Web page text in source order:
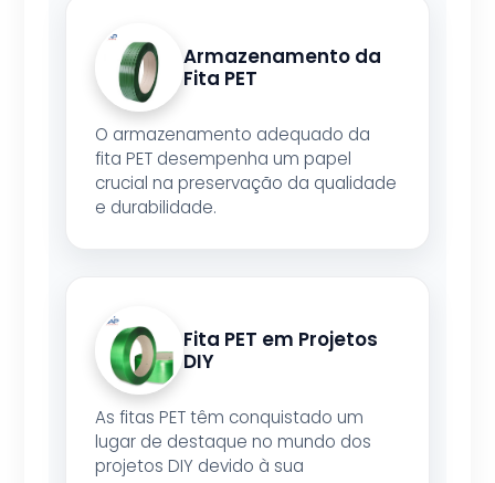
Armazenamento da
Fita PET
O armazenamento adequado da
fita PET desempenha um papel
crucial na preservação da qualidade
e durabilidade.
Fita PET em Projetos
DIY
As fitas PET têm conquistado um
lugar de destaque no mundo dos
projetos DIY devido à sua